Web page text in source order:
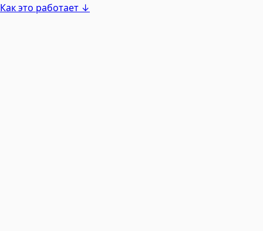
Как это работает ↓